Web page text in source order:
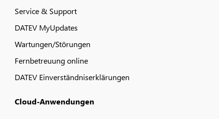
Service & Support
DATEV MyUpdates
Wartungen/Störungen
Fernbetreuung online
DATEV Einverständniserklärungen
Cloud-Anwendungen